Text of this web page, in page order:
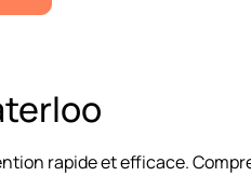
rapide et efficace.